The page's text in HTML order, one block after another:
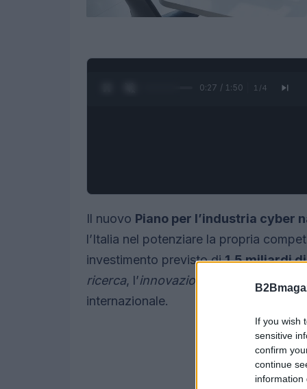
If you wish
sensitive
confirm
continue
information
0:28 / 1:50 1 /4
Il nuovo Piano per l’industria cyber
l’Italia nel potenziare la propria
investimento previsto di1,5 miliardi
ricerca, l’innovazione
e lo sviluppo
internazionale.